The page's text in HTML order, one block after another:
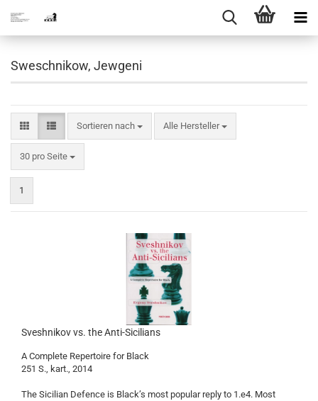
Sweschnikow, Jewgeni
Sortieren nach
Sortieren nach Alle Hersteller
30 pro Seite
pro Seite
1
Sveshnikov vs. the Anti-Sicilians
A Complete Repertoire for Black
251 S., kart., 2014
The Sicilian Defence is Black’s most popular reply to 1.e4. Most